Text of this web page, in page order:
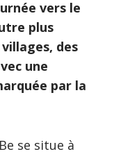
vers le
plus
des
une
par la
se situe à